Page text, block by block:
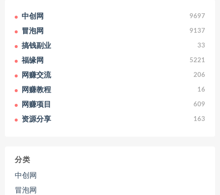
中创网 9697
冒泡网 9137
搞钱副业 33
福缘网 5221
网赚交流 206
网赚教程 16
网赚项目 609
资源分享 163
分类
中创网
冒泡网